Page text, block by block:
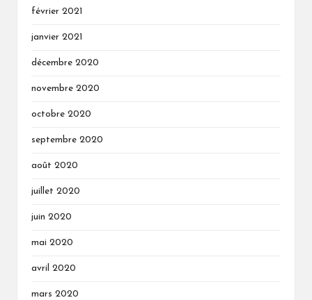
février 2021
janvier 2021
décembre 2020
novembre 2020
octobre 2020
septembre 2020
août 2020
juillet 2020
juin 2020
mai 2020
avril 2020
mars 2020